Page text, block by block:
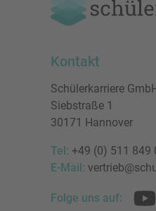
Kontakt
Schülerkarriere
Siebstraße 1
30171 Hannover
Tel: +49 (0) 511 849
E-Mail:
Folge uns auf: